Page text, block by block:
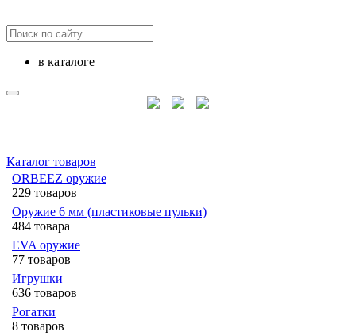
в каталоге
Каталог товаров
ORBEEZ оружие
229 товаров
Оружие 6 мм (пластиковые пульки)
484 товара
EVA оружие
77 товаров
Игрушки
636 товаров
Рогатки
8 товаров